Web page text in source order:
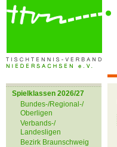
Spielklassen 2026/27
Bundes-/Regional-/
Oberligen
Verbands-/
Landesligen
Bezirk Braunschweig